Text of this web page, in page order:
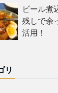
ビール煮
残しで余
活用！
リ